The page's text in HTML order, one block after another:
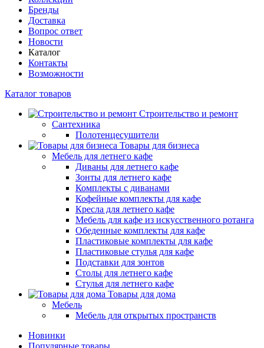
Бренды
Доставка
Вопрос ответ
Новости
Каталог
Контакты
Возможности
Каталог товаров
Строительство и ремонт
Сантехника
Полотенцесушители
Товары для бизнеса
Мебель для летнего кафе
Диваны для летнего кафе
Зонты для летнего кафе
Комплекты с диванами
Кофейные комплекты для кафе
Кресла для летнего кафе
Мебель для кафе из искусственного ротанга
Обеденные комплекты для кафе
Пластиковые комплекты для кафе
Пластиковые стулья для кафе
Подставки для зонтов
Столы для летнего кафе
Стулья для летнего кафе
Товары для дома
Мебель
Мебель для открытых пространств
Новинки
Популярные товары